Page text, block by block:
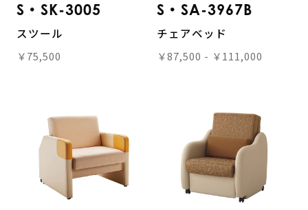
S・SK-3005
スツール
￥75,500
S・SA-3967B
チェアベッド
￥87,500 - ￥111,000